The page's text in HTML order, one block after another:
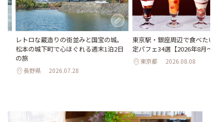
レトロな蔵造りの街並みと国宝の城。
松本の城下町で心ほぐれる週末1泊2日
の旅
長野県 2026.07.28
東京駅・銀座周辺で食べた
定パフェ34選【2026年8月～
東京都 2026.08.08